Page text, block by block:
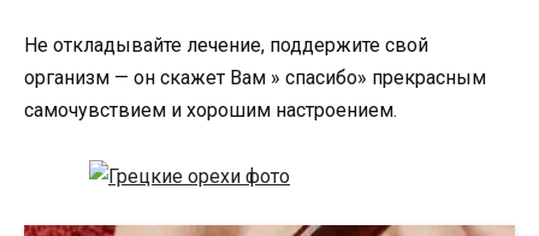
Не откладывайте лечение, поддержите свой
организм — он скажет Вам » спасибо» прекрасным
самочувствием и хорошим настроением.